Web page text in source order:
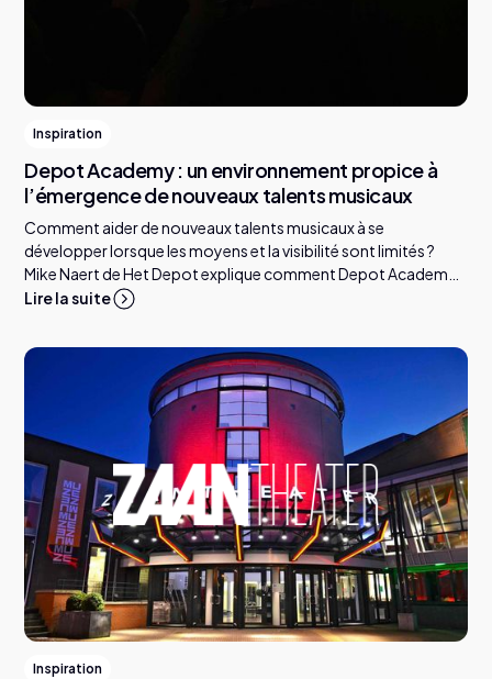
Inspiration
Depot Academy : un environnement propice à
l’émergence de nouveaux talents musicaux
Comment aider de nouveaux talents musicaux à se
développer lorsque les moyens et la visibilité sont limités ?
Mike Naert de Het Depot explique comment Depot Academy
accompagne les artistes et le rôle que peuvent jouer les
Lire la suite
Inspiration